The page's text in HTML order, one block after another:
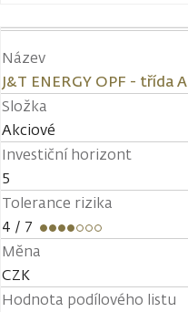
Název
J&T ENERGY OPF - třída
Složka
Akciové
Investiční horizont
5
Tolerance rizika
4 / 7
Měna
CZK
Hodnota podílového listu